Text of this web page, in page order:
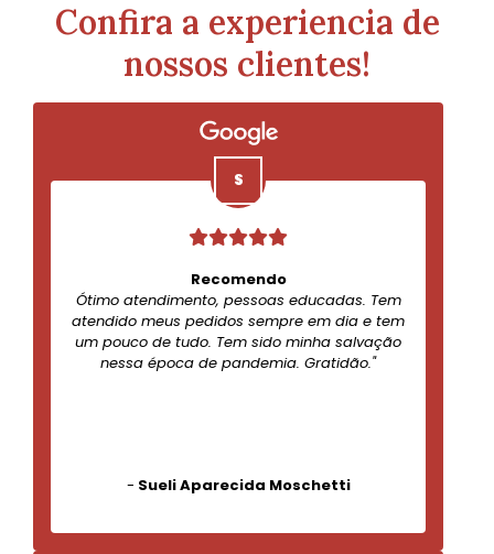
Confira a experiencia de
nossos clientes!
Recomendo
Ótimo atendimento, pessoas educadas. Tem
atendido meus pedidos sempre em dia e tem
um pouco de tudo. Tem sido minha salvação
nessa época de pandemia. Gratidão."
- Sueli Aparecida Moschetti